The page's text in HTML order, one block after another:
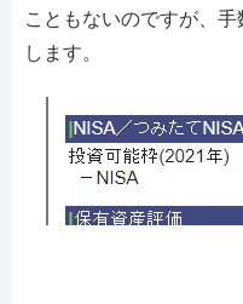
こともないのですが、
します。